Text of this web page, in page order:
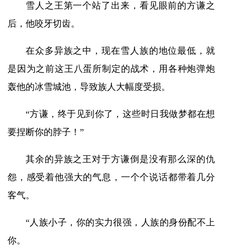
雪人之王第一个站了出来，看见眼前的方谦之
后，他咬牙切齿。
在众多异族之中，现在雪人族的地位最低，就
是因为之前这王八蛋所制定的战术，用各种炮弹炮
轰他的冰雪城池，导致族人大幅度受损。
“方谦，终于见到你了，这些时日我做梦都在想
要捏断你的脖子！”
其余的异族之王对于方谦倒是没有那么深的仇
怨，感受着他强大的气息，一个个说话都带着几分
客气。
“人族小子，你的实力很强，人族的身份配不上
你。